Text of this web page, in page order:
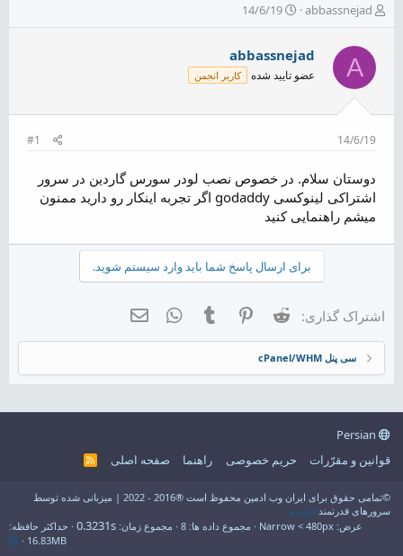
ش
ر
ع
ه
ض
و
ع
abbassnejad
ت
ا
ی
خ
14/6/19
A
abbassnejad
عضو تایید شده کاربر انجمن
14/6/19
#1
دوستان سلام. در خصوص نصب لودر سورس گاردین در سرور
اشتراکی لینوکسی godaddy اگر تجربه اینکار رو دارید ممنون
میشم راهنمایی کنید
برای ارسال پاسخ شما باید وارد سیستم شوید.
اشتراک گذاری: Reddit
Pinterest
Tumblr
WhatsApp
سی پنل cPanel/WHM
قوانین و مقرّرات
حریم خصوصی راهنما صفحه اصلی
R
©تمامی حقوق برای ایران وب ادمین محفوظ است ®2016 - 2022 | میزبانی شده توسط
سرورهای قدرتمند فراسو
عرض
مجموع داده ها 8 مجموع زمان 0.3231s
حداکثر حافظه
16.83MB